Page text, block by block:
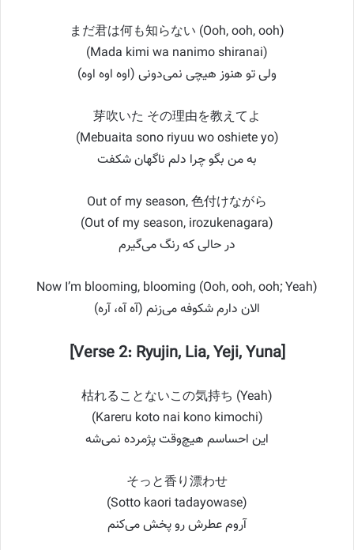
まだ君は何も知らない (Ooh, ooh, ooh)
(Mada kimi wa nanimo shiranai)
ولی تو هنوز هیچی نمی‌دونی (اوه اوه اوه)
芽吹いた その理由を教えてよ
(Mebuaita sono riyuu wo oshiete yo)
به من بگو چرا دلم ناگهان شکفت
Out of my season, 色付けながら
(Out of my season, irozukenagara)
در حالی که رنگ می‌گیرم
Now I’m blooming, blooming (Ooh, ooh, ooh; Yeah)
الان دارم شکوفه می‌زنم (آه آه، آره)
[Verse 2: Ryujin, Lia, Yeji, Yuna]
枯れることないこの気持ち (Yeah)
(Kareru koto nai kono kimochi)
این احساسم هیچ‌وقت پژمرده نمی‌شه
そっと香り漂わせ
(Sotto kaori tadayowase)
آروم عطرش رو پخش می‌کنم